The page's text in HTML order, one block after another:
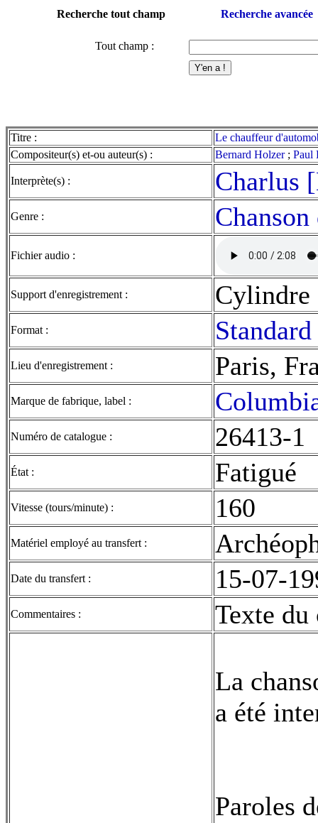
Recherche tout champ Recherche avancée
Tout champ :
Titre :
Le chauffeur
Compositeur(s) et-ou auteur(s) :
Bernard Holzer; Paul
Interprète(s) : Charlus
Genre :
Fichier audio :
Support d'enregistrement : Cylindre
Format :
Lieu d'enregistrement : Paris,
Marque de fabrique, label :
Numéro de catalogue : 26413-1
État : Fatigué
Vitesse (tours/minute) : 160
Matériel employé au transfert :
Date du transfert : 15-07-
Commentaires : Texte
La
a été
Paroles